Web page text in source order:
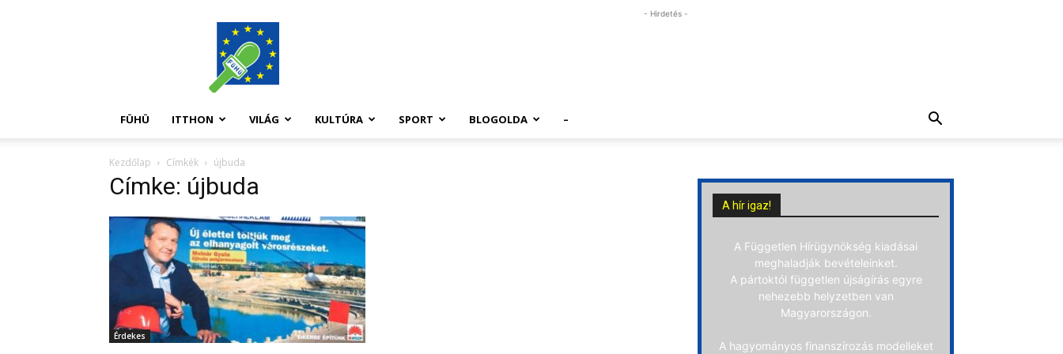
FüHü
- Hirdetés -
FÜHÜ ITTHON VILÁG KULTÚRA SPORT BLOGOLDA –
Kezdőlap Címkék újbuda
Címke: újbuda
Érdekes
A hír igaz!
A Független Hírügynökség kiadásai
meghaladják bevételeinket.
A pártoktól független újságírás egyre
nehezebb helyzetben van
Magyarországon.
A hagyományos finanszírozás modelleket